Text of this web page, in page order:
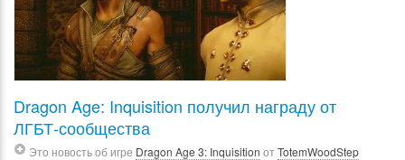
Dragon Age: Inquisition получил награду от
ЛГБТ-сообщества
Это новость об игре Dragon Age 3: Inquisition отTotemWoodStep